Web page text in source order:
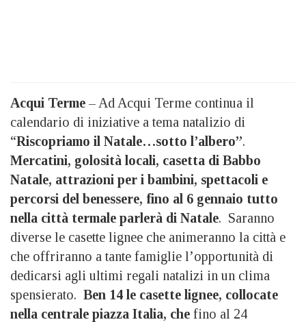
Acqui Terme – Ad Acqui Terme continua il
calendario di iniziative a tema natalizio di
“Riscopriamo il Natale…sotto l’albero”.
Mercatini, golosità locali, casetta di Babbo
Natale, attrazioni per i bambini, spettacoli e
percorsi del benessere, fino al 6 gennaio tutto
nella città termale parlerà di Natale. Saranno
diverse le casette lignee che animeranno la città e
che offriranno a tante famiglie l’opportunità di
dedicarsi agli ultimi regali natalizi in un clima
spensierato. Ben 14 le casette lignee, collocate
nella centrale piazza Italia, che fino al 24